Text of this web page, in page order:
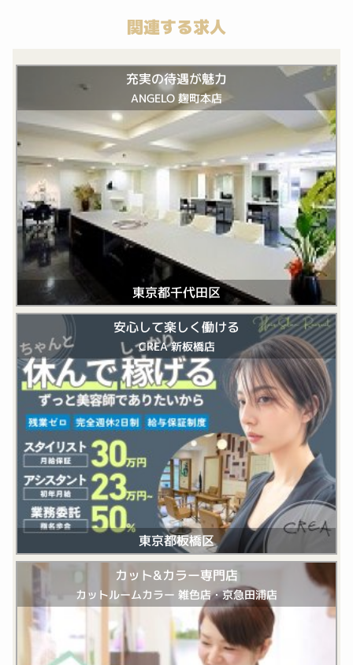
関連する求人
充実の待遇が魅力
ANGELO 麹町本店
東京都千代田区
安心して楽しく働ける
CREA 新板橋店
東京都板橋区
カット&カラー専門店
カットルームカラー 雑色店・京急田浦店